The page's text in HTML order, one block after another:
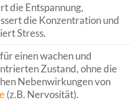
die Entspannung,
die Konzentration und
Stress.
einen wachen und
Zustand, ohne die
Nebenwirkungen von
(z.B. Nervosität).